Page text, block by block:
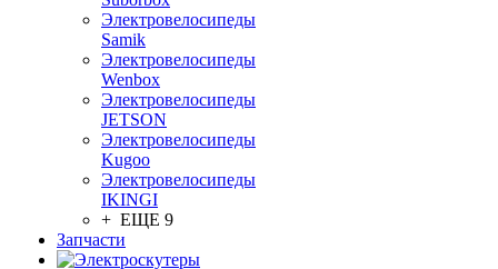
Электровелосипеды
Samik
Электровелосипеды
Wenbox
Электровелосипеды
JETSON
Электровелосипеды
Kugoo
Электровелосипеды
IKINGI
+ ЕЩЕ 9
Запчасти